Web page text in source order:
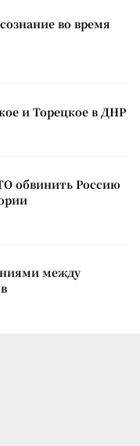
во время
и Торецкое в ДНР
обвинить Россию
между